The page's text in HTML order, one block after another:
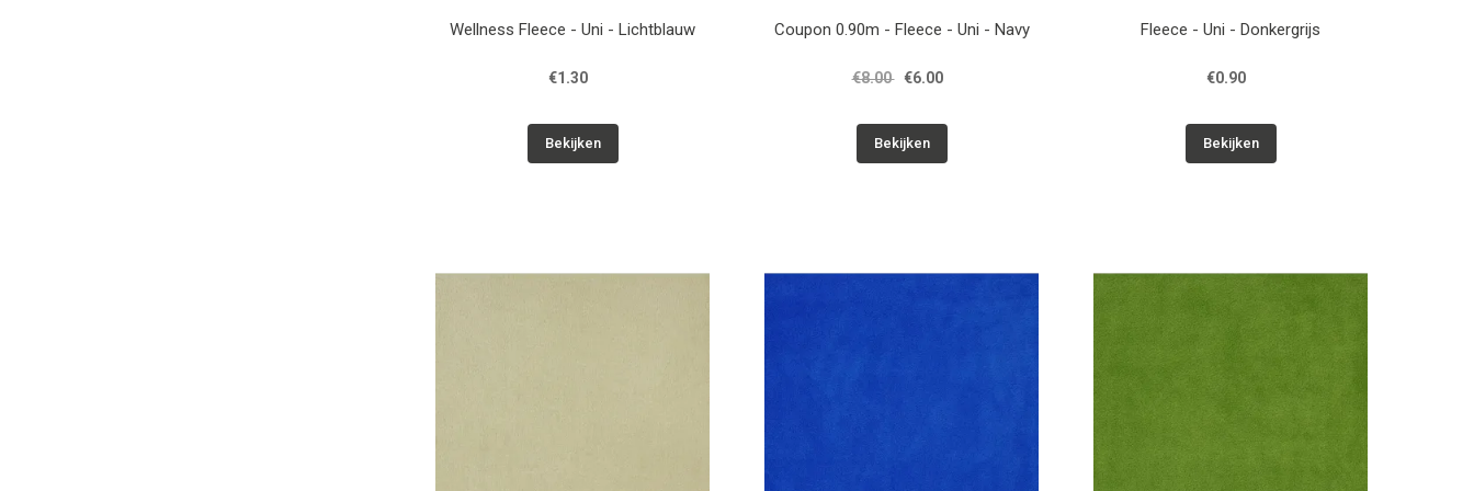
Wellness Fleece - Uni - Lichtblauw
€1.30
Bekijken
Coupon 0.90m - Fleece - Uni - Navy
€8.00 €6.00
Bekijken
Fleece - Uni - Donkergrijs
€0.90
Bekijken